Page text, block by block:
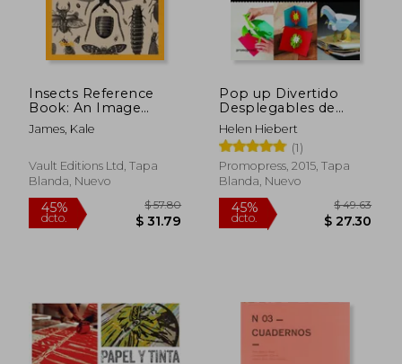
40% 45%
Insects Reference
Book: An Image
Archive for Artists and
Designers (en Inglés)
James, Kale
Vault Editions Ltd, Tapa
Blanda, Nuevo
Pop up Divertido
Desplegables de
Papel Faciles y
Sorprendentes
Helen Hiebert
(1)
Promopress, 2015, Tapa
Blanda, Nuevo